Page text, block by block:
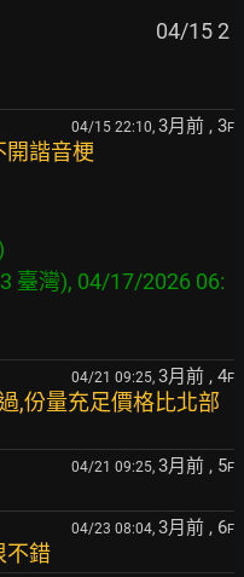
04/15 2
04/15 22:10, 3月前 , 3F
開諧音梗
臺灣), 04/17/2026 06:
04/21 09:25, 3月前 , 4F
,份量充足價格比北部
04/21 09:25, 3月前 , 5F
04/23 08:04, 3月前 , 6F
不錯